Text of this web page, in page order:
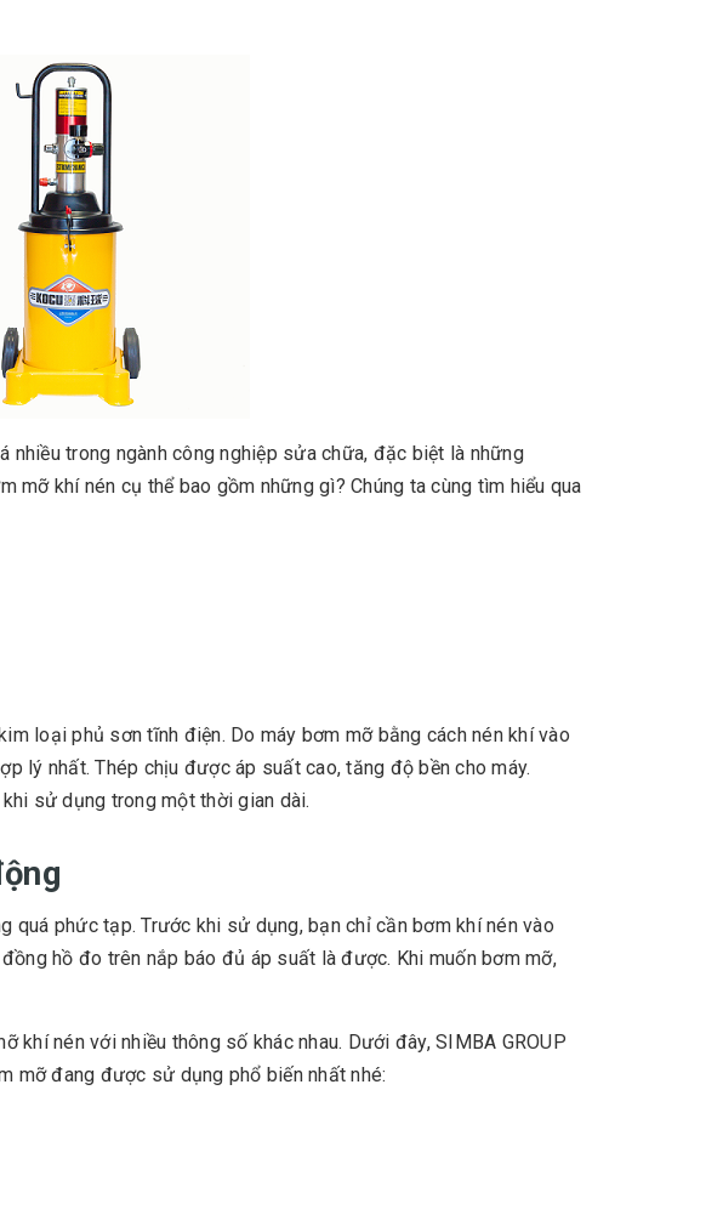
trong ngành công nghiệp sửa chữa, đặc biệt là những
mỡ khí nén cụ thể bao gồm những gì? Chúng ta cùng tìm hiểu qua
loại phủ sơn tĩnh điện. Do máy bơm mỡ bằng cách nén khí vào
lý nhất. Thép chịu được áp suất cao, tăng độ bền cho máy.
sử dụng trong một thời gian dài.
quá phức tạp. Trước khi sử dụng, bạn chỉ cần bơm khí nén vào
hồ đo trên nắp báo đủ áp suất là được. Khi muốn bơm mỡ,
khí nén với nhiều thông số khác nhau. Dưới đây, SIMBA GROUP
mỡ đang được sử dụng phổ biến nhất nhé: